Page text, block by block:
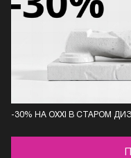
-30% НА OXXI В СТАРОМ